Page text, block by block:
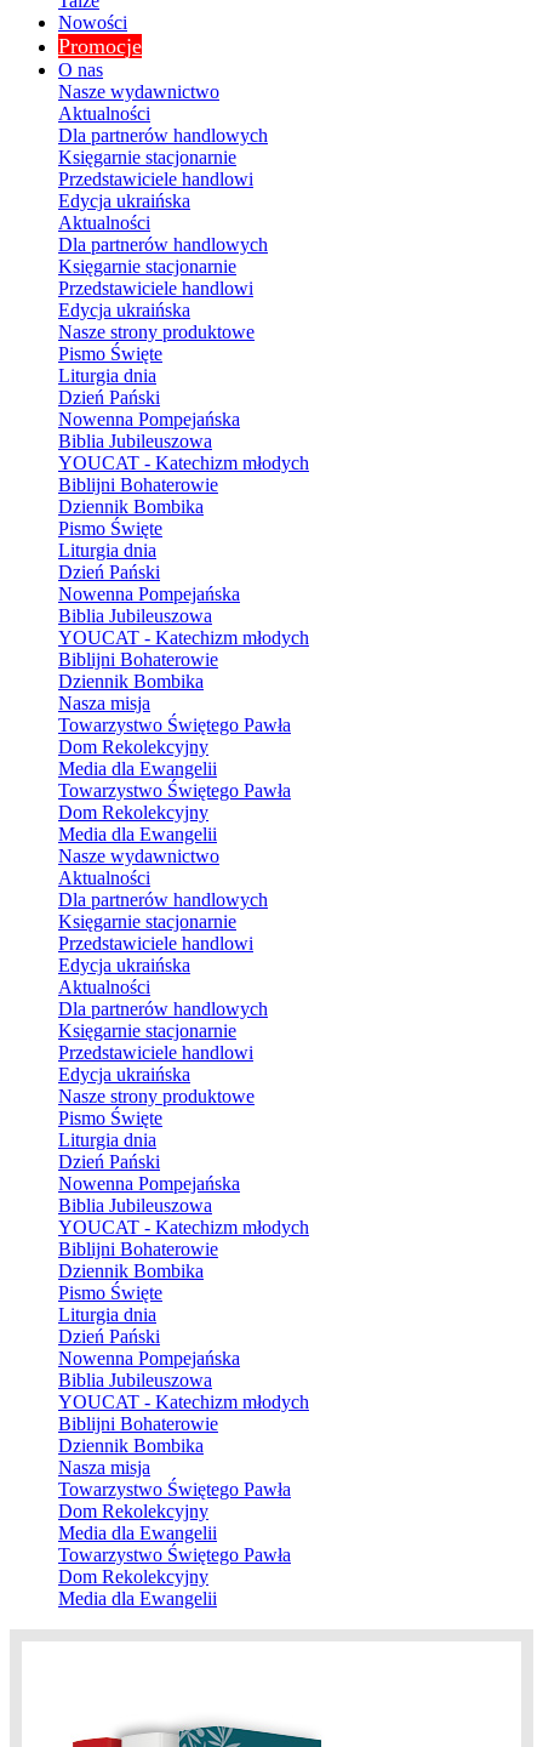
Nowości
Promocje
O nas
Nasze wydawnictwo
Aktualności
Dla partnerów handlowych
Księgarnie stacjonarnie
Przedstawiciele handlowi
Edycja ukraińska
Aktualności
Dla partnerów handlowych
Księgarnie stacjonarnie
Przedstawiciele handlowi
Edycja ukraińska
Nasze strony produktowe
Pismo Święte
Liturgia dnia
Dzień Pański
Nowenna Pompejańska
Biblia Jubileuszowa
YOUCAT - Katechizm młodych
Biblijni Bohaterowie
Dziennik Bombika
Pismo Święte
Liturgia dnia
Dzień Pański
Nowenna Pompejańska
Biblia Jubileuszowa
YOUCAT - Katechizm młodych
Biblijni Bohaterowie
Dziennik Bombika
Nasza misja
Towarzystwo Świętego Pawła
Dom Rekolekcyjny
Media dla Ewangelii
Towarzystwo Świętego Pawła
Dom Rekolekcyjny
Media dla Ewangelii
Nasze wydawnictwo
Aktualności
Dla partnerów handlowych
Księgarnie stacjonarnie
Przedstawiciele handlowi
Edycja ukraińska
Aktualności
Dla partnerów handlowych
Księgarnie stacjonarnie
Przedstawiciele handlowi
Edycja ukraińska
Nasze strony produktowe
Pismo Święte
Liturgia dnia
Dzień Pański
Nowenna Pompejańska
Biblia Jubileuszowa
YOUCAT - Katechizm młodych
Biblijni Bohaterowie
Dziennik Bombika
Pismo Święte
Liturgia dnia
Dzień Pański
Nowenna Pompejańska
Biblia Jubileuszowa
YOUCAT - Katechizm młodych
Biblijni Bohaterowie
Dziennik Bombika
Nasza misja
Towarzystwo Świętego Pawła
Dom Rekolekcyjny
Media dla Ewangelii
Towarzystwo Świętego Pawła
Dom Rekolekcyjny
Media dla Ewangelii